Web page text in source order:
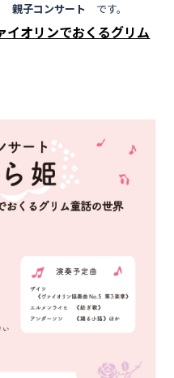
親子コンサート です。
オリンでおくるグリム